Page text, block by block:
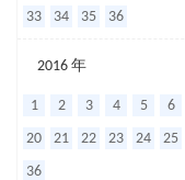
33
34 35 36
2016 年
1 2 3 4 5 6
20
21 22 23 24 25
36
位
腹
腔